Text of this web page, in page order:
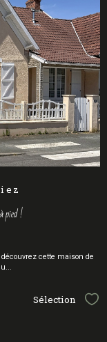
pied !
cette maison de
Sélection